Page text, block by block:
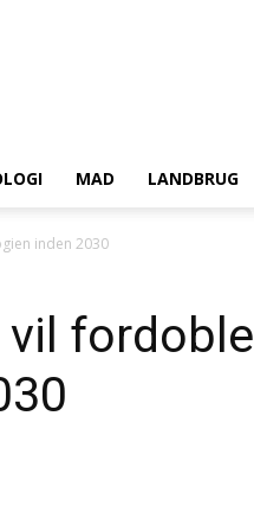
MAD LANDBRUG
inden 2030
fordoble